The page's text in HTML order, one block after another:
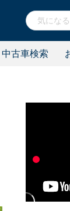
中古車検索